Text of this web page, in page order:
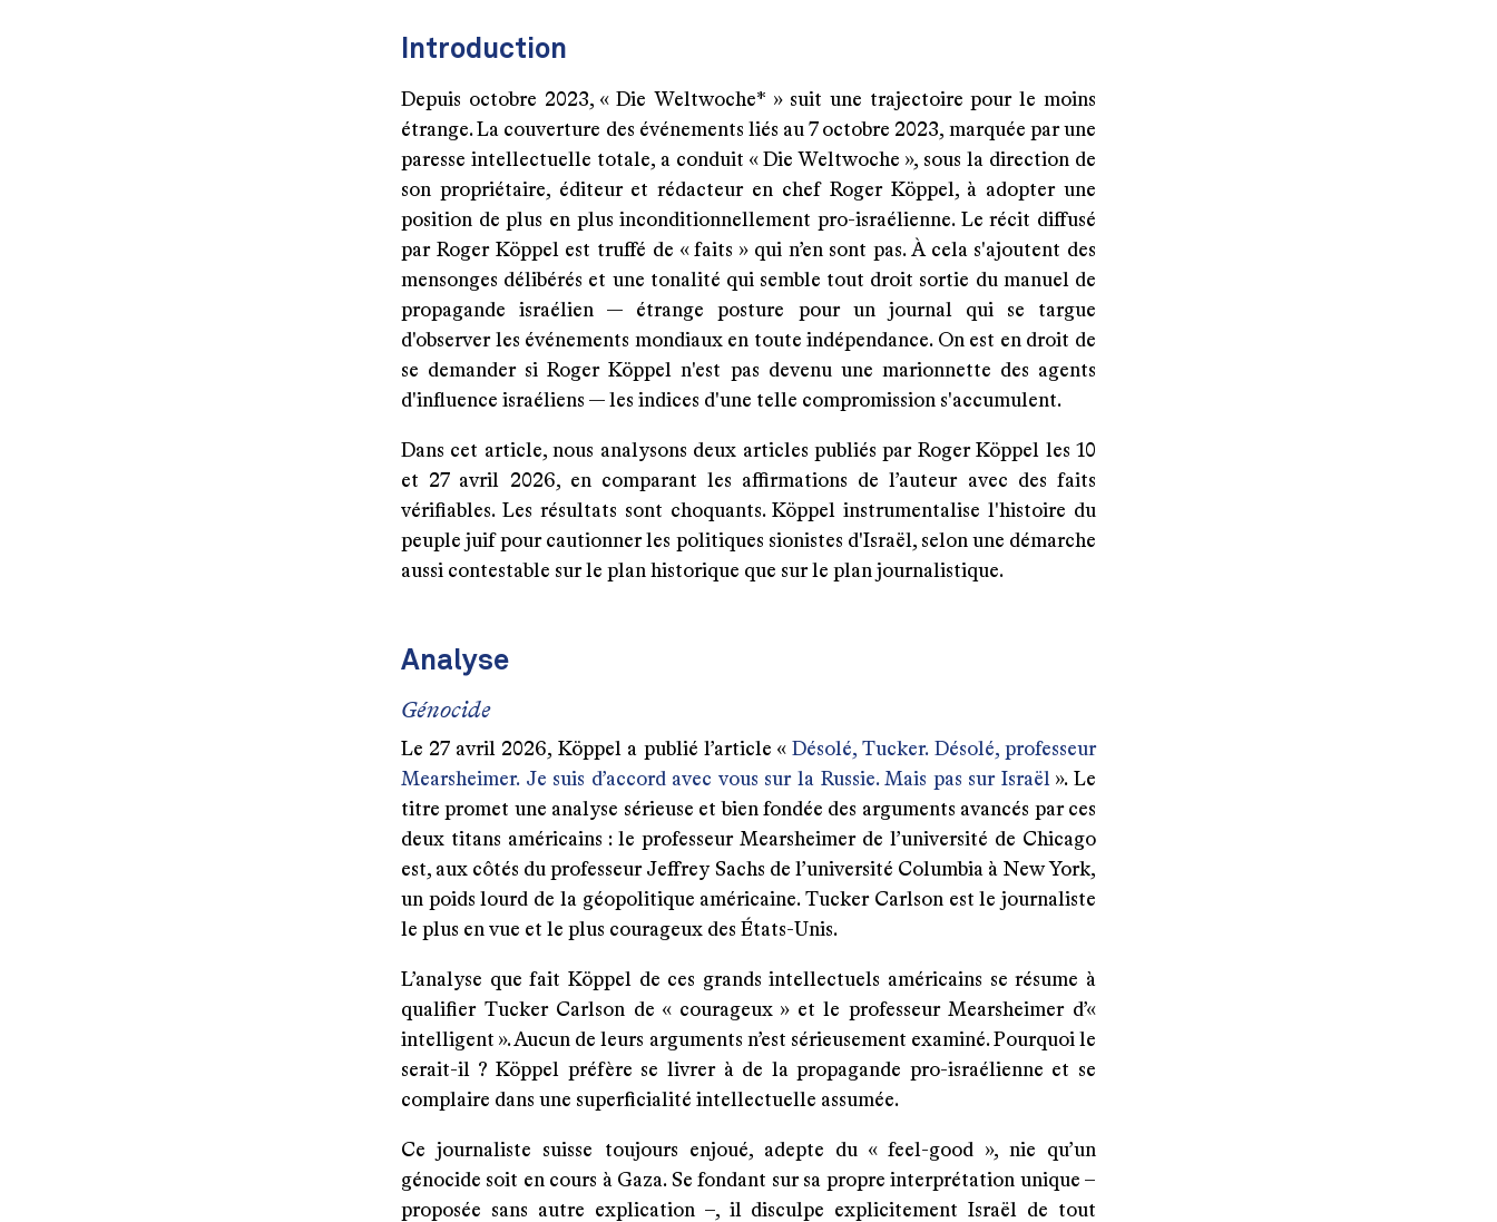
Introduction
Depuis octobre 2023, « Die Weltwoche* » suit une trajectoire pour le moins
étrange. La couverture des événements liés au 7 octobre 2023, marquée par une
paresse intellectuelle totale, a conduit « Die Weltwoche », sous la direction de
son propriétaire, éditeur et rédacteur en chef Roger Köppel, à adopter une
position de plus en plus inconditionnellement pro-israélienne. Le récit diffusé
par Roger Köppel est truffé de « faits » qui n’en sont pas. À cela s'ajoutent des
mensonges délibérés et une tonalité qui semble tout droit sortie du manuel de
propagande israélien — étrange posture pour un journal qui se targue
d'observer les événements mondiaux en toute indépendance. On est en droit de
se demander si Roger Köppel n'est pas devenu une marionnette des agents
d'influence israéliens — les indices d'une telle compromission s'accumulent.
Dans cet article, nous analysons deux articles publiés par Roger Köppel les 10
et 27 avril 2026, en comparant les affirmations de l’auteur avec des faits
vérifiables. Les résultats sont choquants. Köppel instrumentalise l'histoire du
peuple juif pour cautionner les politiques sionistes d'Israël, selon une démarche
aussi contestable sur le plan historique que sur le plan journalistique.
Analyse
Génocide
Le 27 avril 2026, Köppel a publié l’article « Désolé, Tucker. Désolé, professeur
Mearsheimer. Je suis d’accord avec vous sur la Russie. Mais pas sur Israël». Le
titre promet une analyse sérieuse et bien fondée des arguments avancés par ces
deux titans américains : le professeur Mearsheimer de l’université de Chicago
est, aux côtés du professeur Jeffrey Sachs de l’université Columbia à New York,
un poids lourd de la géopolitique américaine. Tucker Carlson est le journaliste
le plus en vue et le plus courageux des États-Unis.
L’analyse que fait Köppel de ces grands intellectuels américains se résume à
qualifier Tucker Carlson de « courageux » et le professeur Mearsheimer d’«
intelligent ». Aucun de leurs arguments n’est sérieusement examiné. Pourquoi le
serait-il ? Köppel préfère se livrer à de la propagande pro-israélienne et se
complaire dans une superficialité intellectuelle assumée.
Ce journaliste suisse toujours enjoué, adepte du « feel-good », nie qu’un
génocide soit en cours à Gaza. Se fondant sur sa propre interprétation unique –
proposée sans autre explication –, il disculpe explicitement Israël de tout